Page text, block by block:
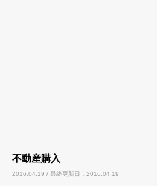
不動産購入
2016.04.19 / 最終更新日：2016.04.19